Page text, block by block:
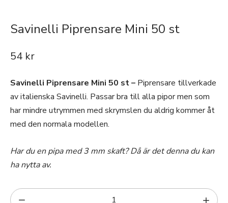
Savinelli Piprensare Mini 50 st
54 kr
Savinelli Piprensare Mini 50 st – Piprensare tillverkade
av italienska Savinelli. Passar bra till alla pipor men som
har mindre utrymmen med skrymslen du aldrig kommer åt
med den normala modellen.
Har du en pipa med 3 mm skaft? Då är det denna du kan
ha nytta av.